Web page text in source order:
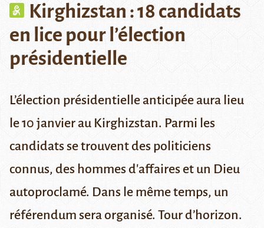
Kirghizstan : 18 candidats
en lice pour l’élection
présidentielle
L’élection présidentielle anticipée aura lieu
le 10 janvier au Kirghizstan. Parmi les
candidats se trouvent des politiciens
connus, des hommes d'affaires et un Dieu
autoproclamé. Dans le même temps, un
référendum sera organisé. Tour d’horizon.